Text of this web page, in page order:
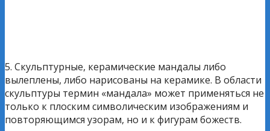
5. Скульптурные, керамические мандалы либо
вылеплены, либо нарисованы на керамике. В области
скульптуры термин «мандала» может применяться не
только к плоским символическим изображениям и
повторяющимся узорам, но и к фигурам божеств.